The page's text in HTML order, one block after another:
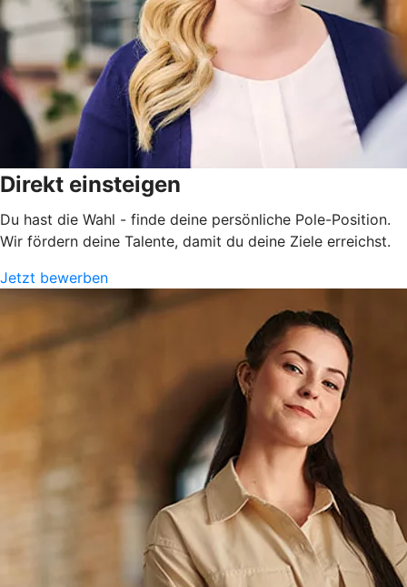
Direkt einsteigen
Du hast die Wahl - finde deine persönliche Pole-Position.
Wir fördern deine Talente, damit du deine Ziele erreichst.
Jetzt bewerben